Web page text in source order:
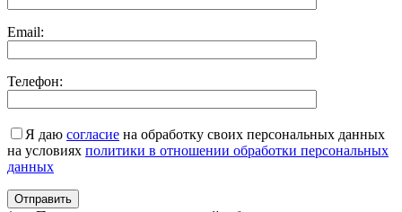
Email:
Телефон:
Я даю согласие на обработку своих персональных данных
на условиях политики в отношении обработки персональных
данных